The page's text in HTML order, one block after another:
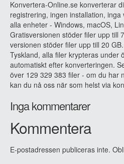
Konvertera-Online.se konverterar
registrering, ingen installation,
alla enheter - Windows, macOS,
Gratisversionen stöder filer upp till
versionen stöder filer upp till 20
Tyskland, alla filer krypteras under
automatiskt efter konverteringen.
över 129 329 383 filer - om du har
kan du nå oss när som helst via
Inga kommentarer
Kommentera
E-postadressen publiceras inte.